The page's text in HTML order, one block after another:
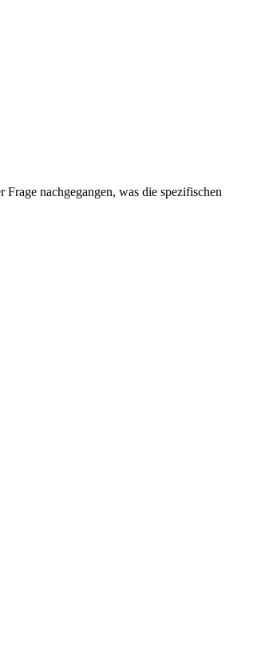
nachgegangen, was die spezifischen